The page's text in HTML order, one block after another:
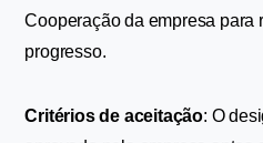
Cooperação da empresa para
progresso.
Critérios de aceitação: O